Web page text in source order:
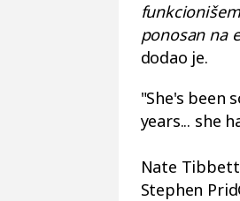
ponosan na
dodao je.
"She's been
years... she
Nate
Stephen